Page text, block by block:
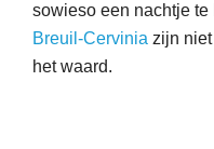
sowieso een nachtje
Breuil-Cervinia zijn
het waard.